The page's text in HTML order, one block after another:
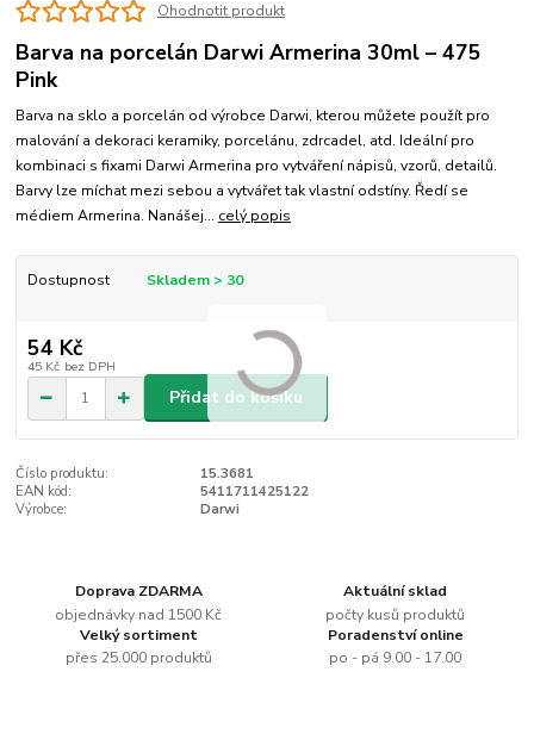
Ohodnotit produkt
Barva na porcelán Darwi Armerina 30ml – 475
Pink
Barva na sklo a porcelán od výrobce Darwi, kterou můžete použít pro
malování a dekoraci keramiky, porcelánu, zdrcadel, atd. Ideální pro
kombinaci s fixami Darwi Armerina pro vytváření nápisů, vzorů, detailů.
Barvy lze míchat mezi sebou a vytvářet tak vlastní odstíny. Ředí se
médiem Armerina. Nanášej... celý popis
Dostupnost Skladem > 30
54 Kč
45 Kč bez DPH
Přidat do košíku
Číslo produktu:
15.3681
EAN kód:
5411711425122
Výrobce:
Darwi
Doprava ZDARMA
objednávky nad 1500 Kč
Aktuální sklad
počty kusů produktů
Velký sortiment
přes 25.000 produktů
Poradenství online
po - pá 9.00 - 17.00